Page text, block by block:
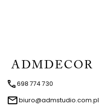
698 774 730
biuro@admstudio.com.pl